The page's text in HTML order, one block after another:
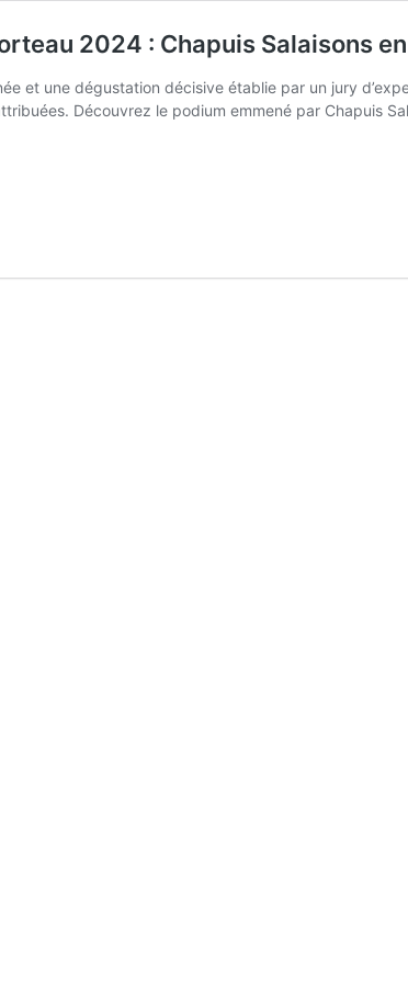
2024 : Chapuis Salaisons
et une dégustation décisive établie par un jury
Découvrez le podium emmené par Chapuis